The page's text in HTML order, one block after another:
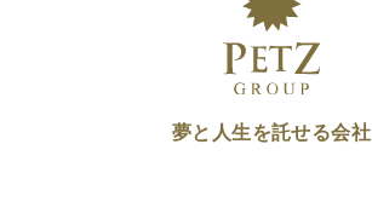
夢と人生を託せる会社